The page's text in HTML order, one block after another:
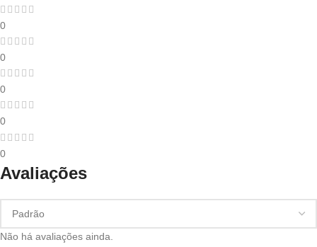
0
0
0
0
0
Avaliações
Não há avaliações ainda.